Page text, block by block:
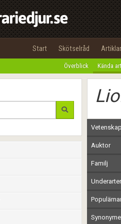
Start Skötselråd Artiklar
Överblick Kända
Auktor
Familj
Underarter